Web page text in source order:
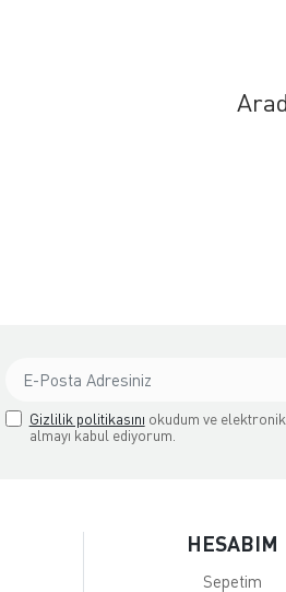
Gizlilik politikasını okudum ve
almayı kabul ediyorum.
HESABIM
Sepetim